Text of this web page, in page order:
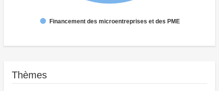
Financement des microentreprises et des PME
Thèmes